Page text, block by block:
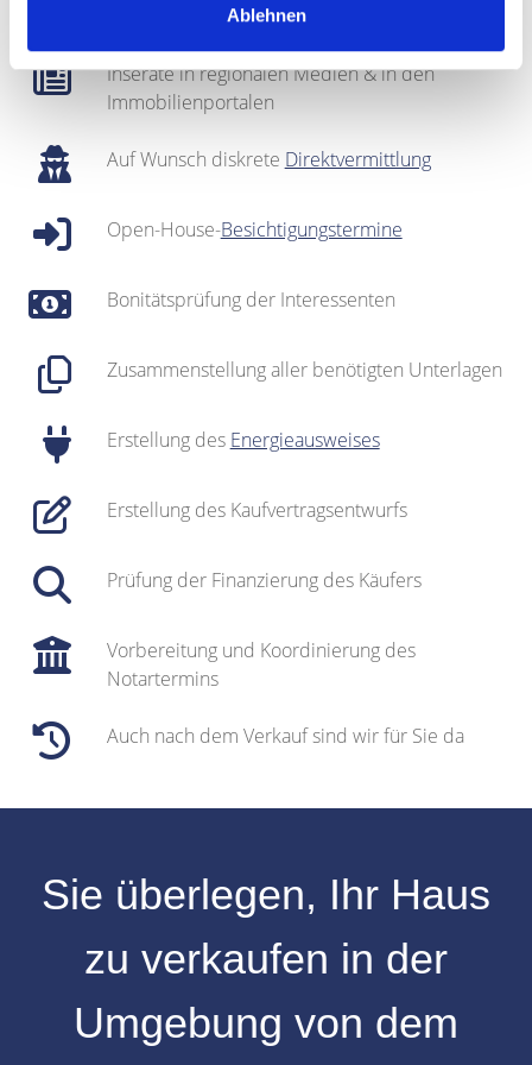
Ablehnen
Interessentenkartei
Inserate in regionalen Medien & in den
Immobilienportalen
Auf Wunsch diskrete Direktvermittlung
Open-House-Besichtigungstermine
Bonitätsprüfung der Interessenten
Zusammenstellung aller benötigten Unterlagen
Erstellung des Energieausweises
Erstellung des Kaufvertragsentwurfs
Prüfung der Finanzierung des Käufers
Vorbereitung und Koordinierung des
Notartermins
Auch nach dem Verkauf sind wir für Sie da
Sie überlegen, Ihr Haus
zu verkaufen in der
Umgebung von dem